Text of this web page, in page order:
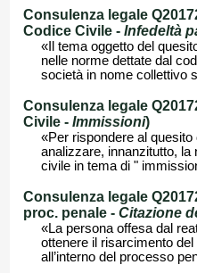
Consulenza legale
Codice Civile - Infedeltà
«Il tema oggetto del
nelle norme dettate dal
società in nome collettivo
Consulenza legale
Civile - Immissioni)
«Per rispondere al
analizzare, innanzitutto, la
civile in tema di "
Consulenza legale
proc. penale - Citazione
«La persona offesa dal
ottenere il risarcimento
all’interno del processo